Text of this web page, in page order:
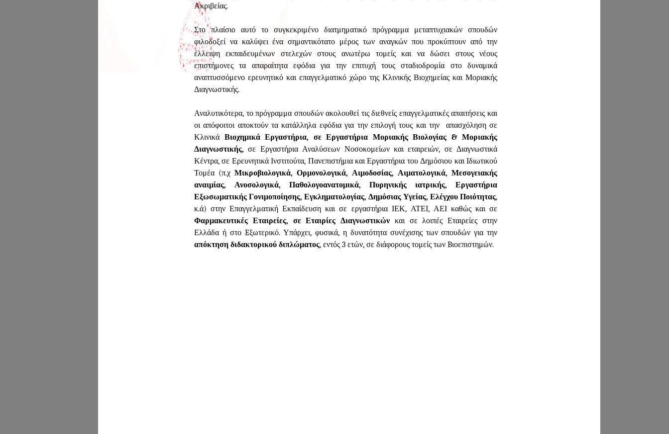
Ακριβείας.
Στo πλαίσιo αυτό το συγκεκριμένο διατμηματικό πρόγραμμα μεταπτυχιακών σπουδών
φιλοδοξεί να καλύψει ένα σημαντικότατο μέρος των αναγκών που προκύπτουν από την
έλλειψη εκπαιδευμένων στελεχών στους ανωτέρω τομείς και να δώσει στους νέους
επιστήμονες τα απαραίτητα εφόδια για την επιτυχή τους σταδιοδρομία στο δυναμικά
αναπτυσσόμενο ερευνητικό και επαγγελματικό χώρο της Κλινικής Βιοχημείας και Μοριακής
Διαγνωστικής.
Αναλυτικότερα, το πρόγραμμα σπουδών ακολουθεί τις διεθνείς επαγγελματικές απαιτήσεις και
οι απόφοιτοι αποκτούν τα κατάλληλα εφόδια για την επιλογή τους και την απασχόληση σε
Κλινικά Βιοχημικά Εργαστήρια, σε Εργαστήρια Μοριακής Βιολογίας & Μοριακής
Διαγνωστικής, σε Εργαστήρια Αναλύσεων Νοσοκομείων και εταιρειών, σε Διαγνωστικά
Κέντρα, σε Ερευνητικά Ινστιτούτα, Πανεπιστήμια και Εργαστήρια του Δημόσιου και Ιδιωτικού
Τομέα (π.χ Μικροβιολογικά, Ορμονολογικά, Αιμοδοσίας, Αιματολογικά, Μεσογειακής
αναιμίας, Ανοσολογικά, Παθολογοανατομικά, Πυρηνικής ιατρικής, Εργαστήρια
Εξωσωματικής Γονιμοποίησης, Εγκληματολογίας, Δημόσιας Υγείας, Ελέγχου Ποιότητας,
κ.ά) στην Επαγγελματική Εκπαίδευση και σε εργαστήρια ΙΕΚ, ΑΤΕΙ, ΑΕΙ καθώς και σε
Φαρμακευτικές Εταιρείες, σε Εταιρίες Διαγνωστικών και σε λοιπές Εταιρείες στην
Ελλάδα ή στο Eξωτερικό. Υπάρχει, φυσικά, η δυνατότητα συνέχισης των σπουδών για την
απόκτηση διδακτορικού διπλώματος, εντός 3 ετών, σε διάφορους τομείς των Bιοεπιστημών.